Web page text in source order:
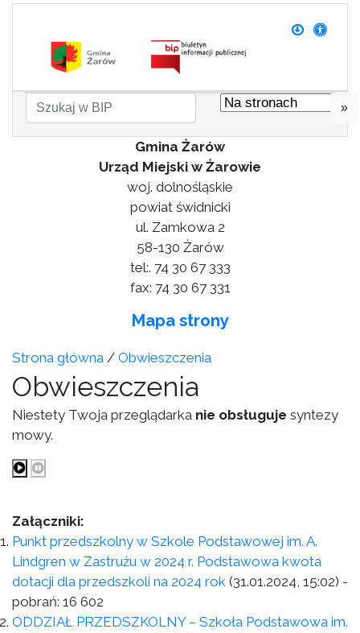
»
Gmina Żarów
Urząd Miejski w Żarowie
woj. dolnośląskie
powiat świdnicki
ul. Zamkowa 2
58-130 Żarów
tel:. 74 30 67 333
fax: 74 30 67 331
Mapa strony
Strona główna / Obwieszczenia
Obwieszczenia
Niestety Twoja przeglądarka nie obsługuje syntezy
mowy.
Załączniki:
Punkt przedszkolny w Szkole Podstawowej im. A.
Lindgren w Zastrużu w 2024 r. Podstawowa kwota
dotacji dla przedszkoli na 2024 rok (31.01.2024, 15:02) -
pobrań: 16 602
ODDZIAŁ PRZEDSZKOLNY – Szkoła Podstawowa im.